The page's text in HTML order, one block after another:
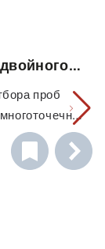
проб
зон
семь или